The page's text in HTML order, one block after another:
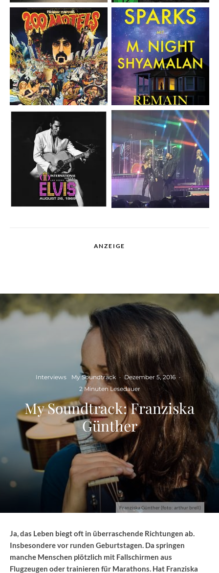
ANZEIGE
Franziska Günther (foto: arthur brell)
Interviews My Soundtrack · Dezember 5, 2016 ·
2 Minuten Lesedauer
My Soundtrack: Franziska
Günther
Ja, das Leben biegt oft in überraschende Richtungen ab.
Insbesondere vor runden Geburtstagen. Da springen
manche Menschen plötzlich mit Fallschirmen aus
Flugzeugen oder trainieren für Marathons. Hat Franziska